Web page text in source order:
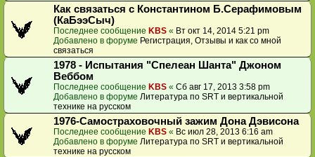
Как связаться с Константином Б.Серафимовым
(КаБээСыч)
Последнее сообщение KBS « Вт окт 14, 2014 5:21 pm
Добавлено в форуме Регистрация, Отзывы и как со мной
связаться
1978 - Испытания "Спелеан Шанта" Джоном
Веббом
Последнее сообщение KBS « Сб авг 17, 2013 3:58 pm
Добавлено в форуме Литература по SRT и вертикальной
технике на русском
1976-Самостраховочный зажим Дона Дэвисона
Последнее сообщение KBS « Вс июл 28, 2013 6:16 am
Добавлено в форуме Литература по SRT и вертикальной
технике на русском